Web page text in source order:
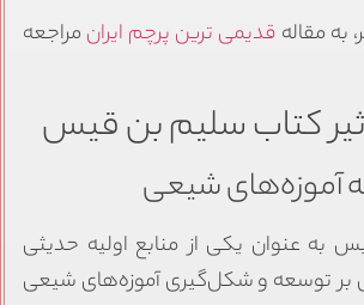
به مقاله قدیمی ترین پرچم ایرانمراجعه
کتاب سلیم بن قیس
آموزه‌های شیعی
به عنوان یکی از منابع اولیه حدیثی
بر توسعه و شکل‌گیری آموزه‌های شیعی